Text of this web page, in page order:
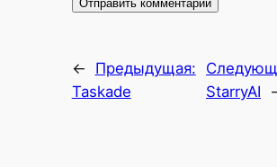
←
Предыдущая:
Taskade
StarryAI